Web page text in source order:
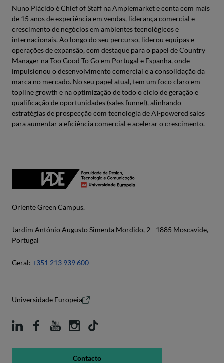
Nuno Plácido é Chief of Staff na Amplemarket e conta com mais
de 15 anos de experiência em vendas, liderança comercial e
crescimento de negócios em ambientes tecnológicos e
internacionais. Ao longo do seu percurso, liderou equipas e
operações de expansão, com destaque para o papel de Country
Manager na Too Good To Go em Portugal e Espanha, onde
impulsionou o desenvolvimento comercial e a consolidação da
marca no mercado. No seu papel atual, tem um foco claro em
topline growth e na optimização de todo o ciclo de geração e
qualificação de oportunidades (sales funnel), alinhando
estratégias de prospecção com tecnologia de AI-powered sales
para aumentar a eficiência comercial e acelerar o crescimento.
Oriente Green Campus.
Jardim António Augusto Simenta Mordido, 2 - 1885 Moscavide,
Portugal
Geral: +351 213 939 600
Universidade Europeia
Contacto